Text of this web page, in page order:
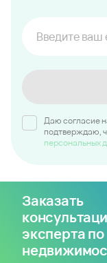
Даю согласие
подтверждаю,
персональных
Заказать
эксперта по